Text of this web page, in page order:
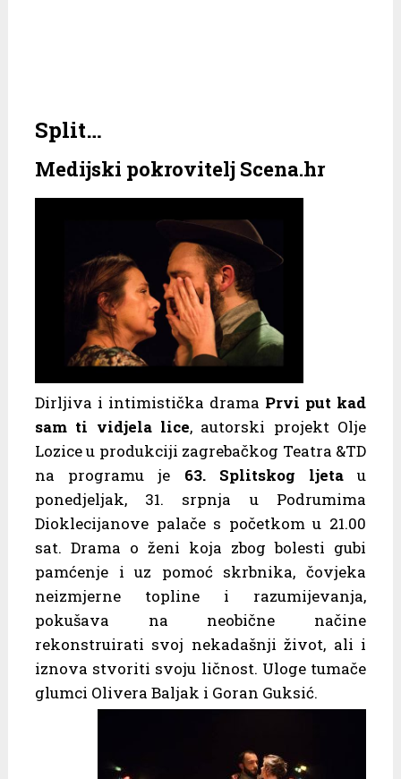
Split…
Medijski pokrovitelj Scena.hr
Dirljiva i intimistička drama Prvi put kad
sam ti vidjela lice, autorski projekt Olje
Lozice u produkciji zagrebačkog Teatra &TD
na programu je 63. Splitskog ljetau
ponedjeljak, 31. srpnja u Podrumima
Dioklecijanove palače s početkom u 21.00
sat. Drama o ženi koja zbog bolesti gubi
pamćenje i uz pomoć skrbnika, čovjeka
neizmjerne topline i razumijevanja,
pokušava na neobične načine
rekonstruirati svoj nekadašnji život, ali i
iznova stvoriti svoju ličnost. Uloge tumače
glumci Olivera Baljak i Goran Guksić.